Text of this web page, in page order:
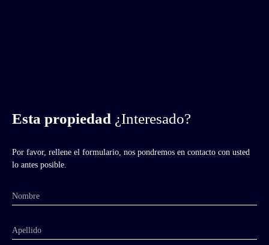
Esta propiedad ¿Interesado?
Por favor, rellene el formulario, nos pondremos en contacto con usted
lo antes posible.
Nombre
Apellido